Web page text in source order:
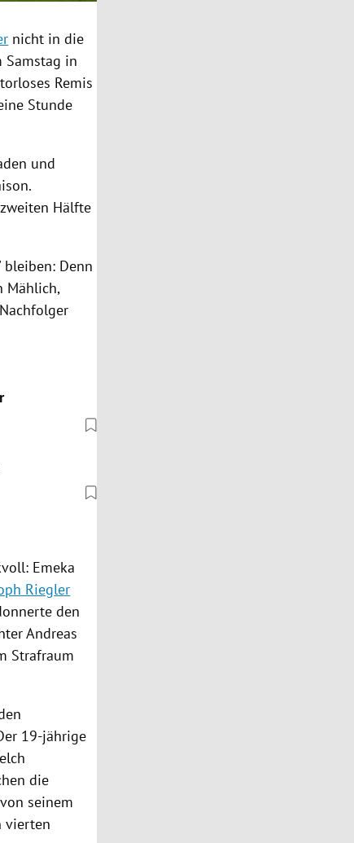
nicht in die
Samstag in
Remis
Stunde
und
Hälfte
bleiben: Denn
Mählich,
Emeka
Riegler
den
Andreas
Strafraum
19-jährige
die
von seinem
vierten